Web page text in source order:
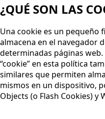
¿QUÉ SON LAS
Una cookie es un pequeño
almacena en el navegador
determinadas páginas
“cookie” en esta política
similares que permiten
mismos en un dispositivo,
Objects (o Flash Cookies) y